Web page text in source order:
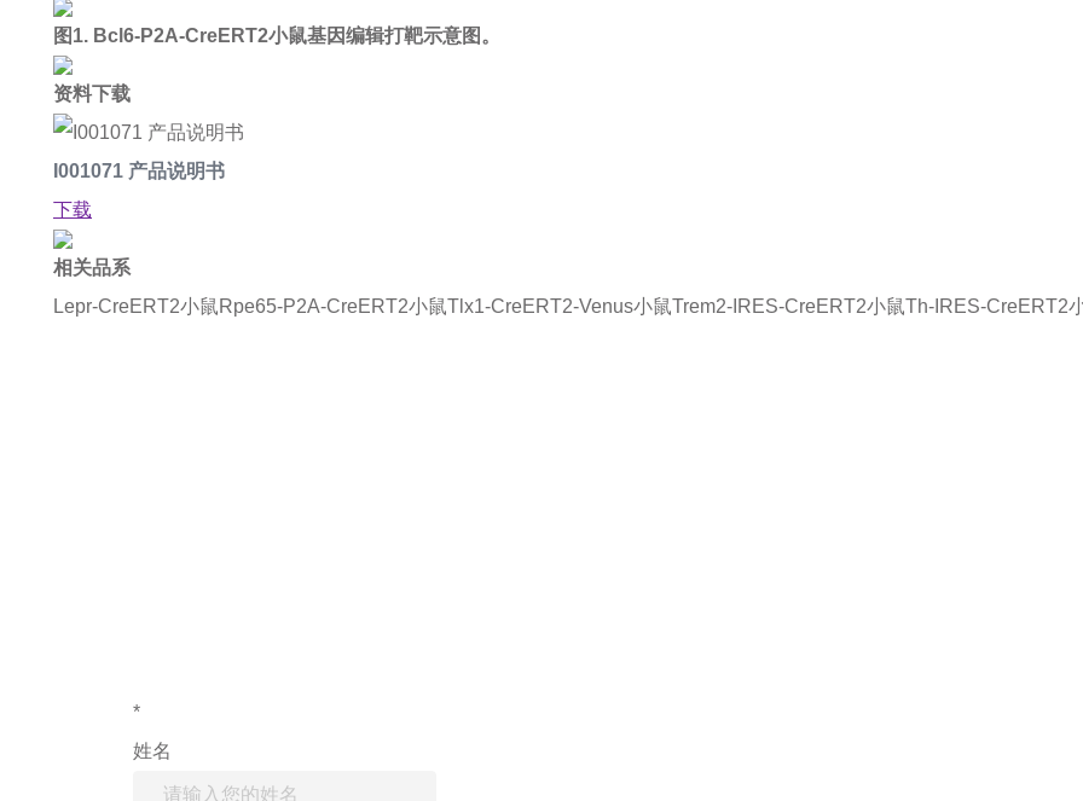
图1. Bcl6-P2A-CreERT2小鼠基因编辑打靶示意图。
资料下载
I001071 产品说明书
下载
相关品系
Lepr-CreERT2小鼠Rpe65-P2A-CreERT2小鼠Tlx1-CreERT2-Venus小鼠Trem2-IRES-CreERT2小鼠Th-IRES-CreERT2
*
姓名